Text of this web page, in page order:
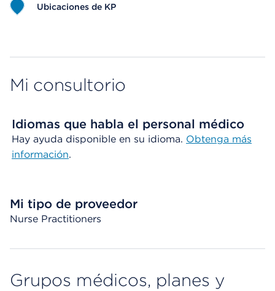
Ubicaciones de KP
Mi consultorio
Idiomas que habla el personal médico
Hay ayuda disponible en su idioma. Obtenga más
información.
Mi tipo de proveedor
Nurse Practitioners
Grupos médicos, planes y